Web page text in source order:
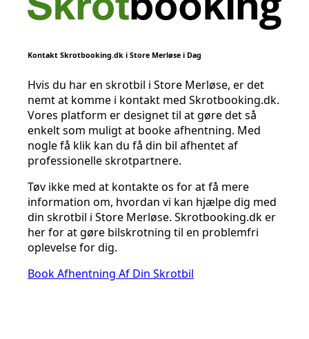
Kontakt Skrotbooking.dk i Store Merløse i Dag
Hvis du har en skrotbil i Store Merløse, er det
nemt at komme i kontakt med Skrotbooking.dk.
Vores platform er designet til at gøre det så
enkelt som muligt at booke afhentning. Med
nogle få klik kan du få din bil afhentet af
professionelle skrotpartnere.
Tøv ikke med at kontakte os for at få mere
information om, hvordan vi kan hjælpe dig med
din skrotbil i Store Merløse. Skrotbooking.dk er
her for at gøre bilskrotning til en problemfri
oplevelse for dig.
Book Afhentning Af Din Skrotbil